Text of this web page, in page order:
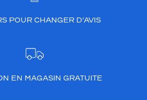
POUR CHANGER D’AVIS
EN MAGASIN GRATUITE